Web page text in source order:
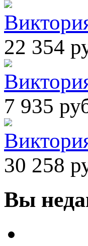
22 354
7 935
30 258
Вы